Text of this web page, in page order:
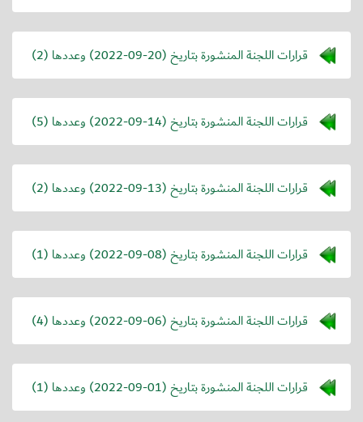
قرارات اللجنة المنشورة بتاريخ (2022-09-20) وعددها (2)
قرارات اللجنة المنشورة بتاريخ (2022-09-14) وعددها (5)
قرارات اللجنة المنشورة بتاريخ (2022-09-13) وعددها (2)
قرارات اللجنة المنشورة بتاريخ (2022-09-08) وعددها (1)
قرارات اللجنة المنشورة بتاريخ (2022-09-06) وعددها (4)
قرارات اللجنة المنشورة بتاريخ (2022-09-01) وعددها (1)